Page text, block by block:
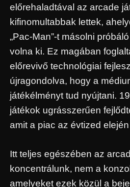
előrehaladtával az arcade
kifinomultabbak lettek,
„Pac-Man”-t másolni
volna ki. Ez magában
előrevivő technológiai
újragondolva, hogy a
játékélményt tud nyújtani.
játékok ugrásszerűen
amit a piac az évtized
Itt teljes egészében az
koncentrálunk, nem a
amelyeket ezek közül a